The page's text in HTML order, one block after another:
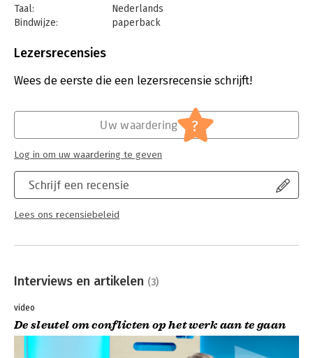
Taal:
Nederlands
Bindwijze:
paperback
Uitgever:
Verschijningsdatum:
6-5-2022
Personeelsmanagement
Arbeidsomstandighedenrecht
Lezersrecensies
Wees de eerste die een lezersrecensie schrijft!
Schrijf een recensie
Lees ons recensiebeleid
Uw waardering ?
Log in om uw waardering te geven
Interviews en artikelen (3)
video
De sleutel om conflicten op het werk aan te gaan